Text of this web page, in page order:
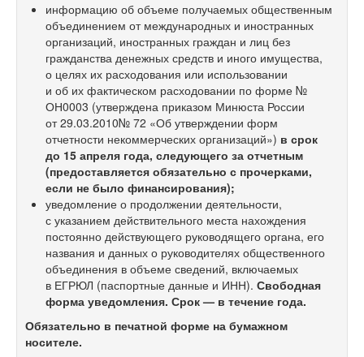
информацию об объеме получаемых общественным
объединением от международных и иностранных
организаций, иностранных граждан и лиц без
гражданства денежных средств и иного имущества,
о целях их расходования или использовании
и об их фактическом расходовании по форме №
ОН0003 (утверждена приказом Минюста России
от 29.03.2010№ 72 «Об утверждении форм
отчетности некоммерческих организаций») в срок
до 15 апреля года, следующего за отчетным
(предоставляется обязательно с прочерками,
если не было финансирования);
уведомление о продолжении деятельности,
с указанием действительного места нахождения
постоянно действующего руководящего органа, его
названия и данных о руководителях общественного
объединения в объеме сведений, включаемых
в ЕГРЮЛ (паспортные данные и ИНН). Свободная
форма уведомления. Срок — в течение года.
Обязательно в печатной форме на бумажном
носителе.